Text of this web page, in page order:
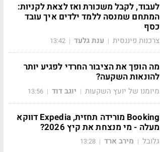
לעבוד, לקבל משכורת ואז לצאת לקניות:
המתחם שמנסה ללמד ילדים איך עובד
כסף
צרכנות פיננסית | ענת גלעד |
13:42
מה הופך את הציבור החרדי לפגיע יותר
להונאות השקעה?
מיומנו של יועץ השקעות | יוגב דוד |
13:56
Booking מורידה תחזית, Expedia דווקא
מעלה - מי מנצחת את קיץ 2026?
גלובל | מירב ארד |
13:28